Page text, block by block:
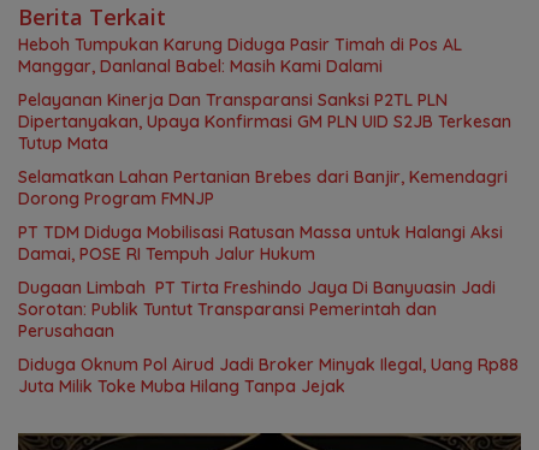
Berita Terkait
Heboh Tumpukan Karung Diduga Pasir Timah di Pos AL
Manggar, Danlanal Babel: Masih Kami Dalami
Pelayanan Kinerja Dan Transparansi Sanksi P2TL PLN
Dipertanyakan, Upaya Konfirmasi GM PLN UID S2JB Terkesan
Tutup Mata
Selamatkan Lahan Pertanian Brebes dari Banjir, Kemendagri
Dorong Program FMNJP
PT TDM Diduga Mobilisasi Ratusan Massa untuk Halangi Aksi
Damai, POSE RI Tempuh Jalur Hukum
Dugaan Limbah PT Tirta Freshindo Jaya Di Banyuasin Jadi
Sorotan: Publik Tuntut Transparansi Pemerintah dan
Perusahaan
Diduga Oknum Pol Airud Jadi Broker Minyak Ilegal, Uang Rp88
Juta Milik Toke Muba Hilang Tanpa Jejak